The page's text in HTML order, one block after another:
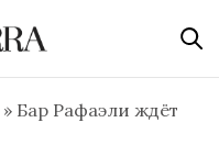
» Бар Рафаэли ждёт